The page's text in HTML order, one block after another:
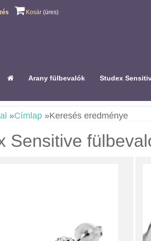
Kosár (üres)
Arany fülbevalók Studex
»Címlap »Keresés eredménye
Sensitive